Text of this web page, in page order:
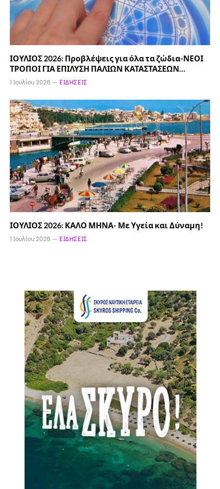
ΙΟΥΛΙΟΣ 2026: Προβλέψεις για όλα τα ζώδια-ΝΕΟΙ
ΤΡΟΠΟΙ ΓΙΑ ΕΠΙΛΥΣΗ ΠΑΛΙΩΝ ΚΑΤΑΣΤΑΣΕΩΝ…
1 Ιουλίου 2026 ΕΙΔΉΣΕΙΣ
ΙΟΥΛΙΟΣ 2026: ΚΑΛΟ ΜΗΝΑ- Με Υγεία και Δύναμη!
1 Ιουλίου 2026 ΕΙΔΉΣΕΙΣ